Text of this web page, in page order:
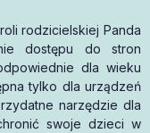
rodzicielskiej Panda
dostępu do stron
dla wieku
tylko dla urządzeń
narzędzie dla
swoje dzieci w